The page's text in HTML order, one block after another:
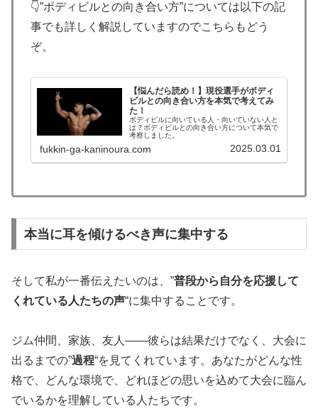
👇”ボディビルとの向き合い方”については以下の記
事でも詳しく解説していますのでこちらもどう
ぞ。
【悩んだら読め！】現役選手がボディ
ビルとの向き合い方を本気で考えてみ
た！
ボディビルに向いている人・向いていない人と
は？ボディビルとの向き合い方について本気で
考察しました。
fukkin-ga-kaninoura.com 2025.03.01
本当に耳を傾けるべき声に集中する
そして私が一番伝えたいのは、”普段から自分を応援して
くれている人たちの声“に集中することです。
ジム仲間、家族、友人――彼らは結果だけでなく、大会に
出るまでの”過程“を見てくれています。あなたがどんな性
格で、どんな環境で、どれほどの思いを込めて大会に臨ん
でいるかを理解している人たちです。